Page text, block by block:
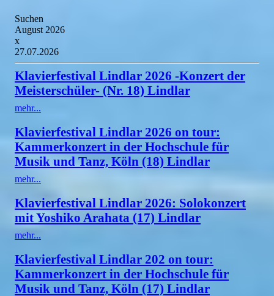
Suchen
August 2026
x
27.07.2026
Klavierfestival Lindlar 2026 -Konzert der
Meisterschüler- (Nr. 18) Lindlar
mehr...
Klavierfestival Lindlar 2026 on tour:
Kammerkonzert in der Hochschule für
Musik und Tanz, Köln (18) Lindlar
mehr...
Klavierfestival Lindlar 2026: Solokonzert
mit Yoshiko Arahata (17) Lindlar
mehr...
Klavierfestival Lindlar 202 on tour:
Kammerkonzert in der Hochschule für
Musik und Tanz, Köln (17) Lindlar